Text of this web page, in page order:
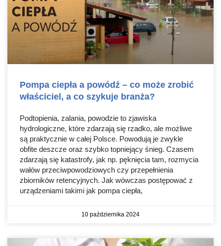
Pompa ciepła a powódź – co może zrobić
właściciel, a co szykuje branża?
Podtopienia, zalania, powodzie to zjawiska
hydrologiczne, które zdarzają się rzadko, ale możliwe
są praktycznie w całej Polsce. Powodują je zwykle
obfite deszcze oraz szybko topniejący śnieg. Czasem
zdarzają się katastrofy, jak np. pęknięcia tam, rozmycia
wałów przeciwpowodziowych czy przepełnienia
zbiorników retencyjnych. Jak wówczas postępować z
urządzeniami takimi jak pompa ciepła,
10 października 2024